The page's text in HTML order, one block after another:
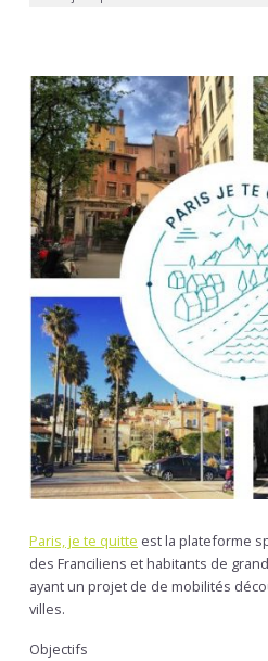
Paris, je te quitte est la plateforme
des Franciliens et habitants de
ayant un projet de de mobilités
villes.
Objectifs